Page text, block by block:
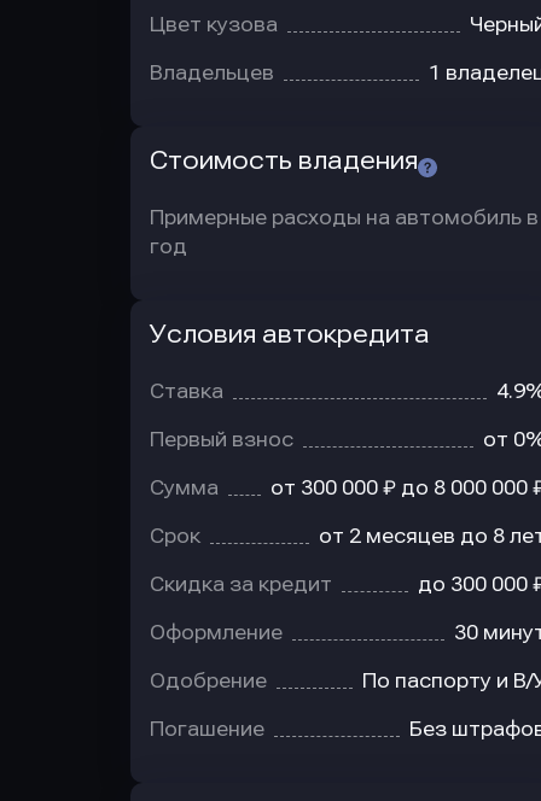
Цвет кузова
Владельцев 1
Стоимость владения
Примерные расходы на автомобиль в
год
Условия автокредита
Ставка
Первый взнос от
Сумма от 300 000 ₽ до 8 000 000
Срок от 2 месяцев до 8
Скидка за кредит до 300 000
Оформление 30
Одобрение По паспорту и В/
Погашение Без